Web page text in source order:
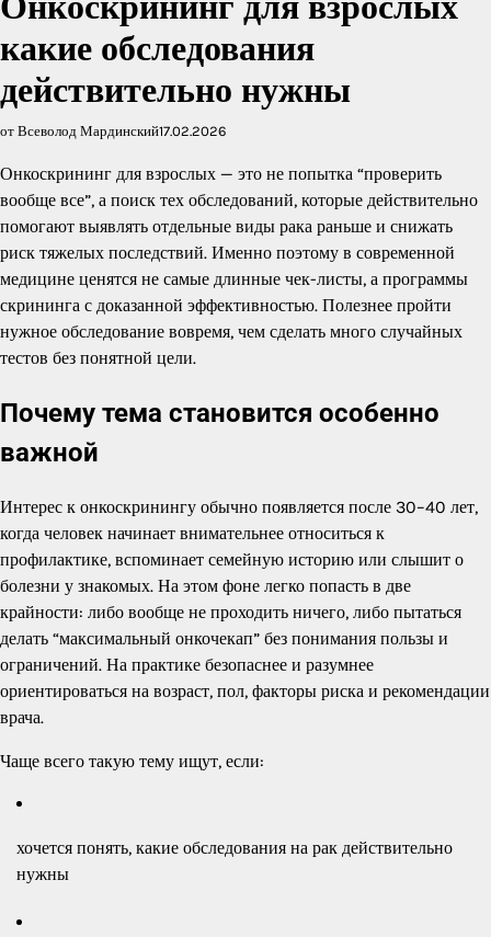
какие обследования
действительно нужны
от Всеволод Мардинский17.02.2026
Онкоскрининг для взрослых — это не попытка “проверить
вообще все”, а поиск тех обследований, которые действительно
помогают выявлять отдельные виды рака раньше и снижать
риск тяжелых последствий. Именно поэтому в современной
медицине ценятся не самые длинные чек-листы, а программы
скрининга с доказанной эффективностью. Полезнее пройти
нужное обследование вовремя, чем сделать много случайных
тестов без понятной цели.
Почему тема становится особенно
важной
Интерес к онкоскринингу обычно появляется после 30–40 лет,
когда человек начинает внимательнее относиться к
профилактике, вспоминает семейную историю или слышит о
болезни у знакомых. На этом фоне легко попасть в две
крайности: либо вообще не проходить ничего, либо пытаться
делать “максимальный онкочекап” без понимания пользы и
ограничений. На практике безопаснее и разумнее
ориентироваться на возраст, пол, факторы риска и рекомендации
врача.
Чаще всего такую тему ищут, если:
хочется понять, какие обследования на рак действительно
нужны